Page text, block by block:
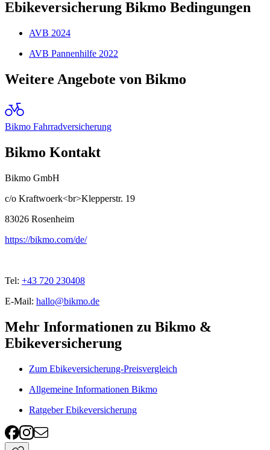
Ebikeversicherung Bikmo Bedingungen
AVB 2024
AVB Pannenhilfe 2022
Weitere Angebote von Bikmo
Bikmo Fahrradversicherung
Bikmo Kontakt
Bikmo GmbH
c/o Kraftwoerk<br>Klepperstr. 19
83026 Rosenheim
https://bikmo.com/de/
Tel: +43 720 230408
E-Mail: hallo@bikmo.de
Mehr Informationen zu Bikmo &
Ebikeversicherung
Zum Ebikeversicherung-Preisvergleich
Allgemeine Informationen Bikmo
Ratgeber Ebikeversicherung